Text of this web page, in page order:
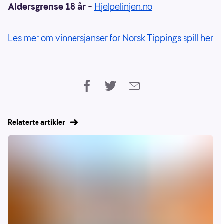
Aldersgrense 18 år – Hjelpelinjen.no
Les mer om vinnersjanser for Norsk Tippings spill her
Relaterte artikler